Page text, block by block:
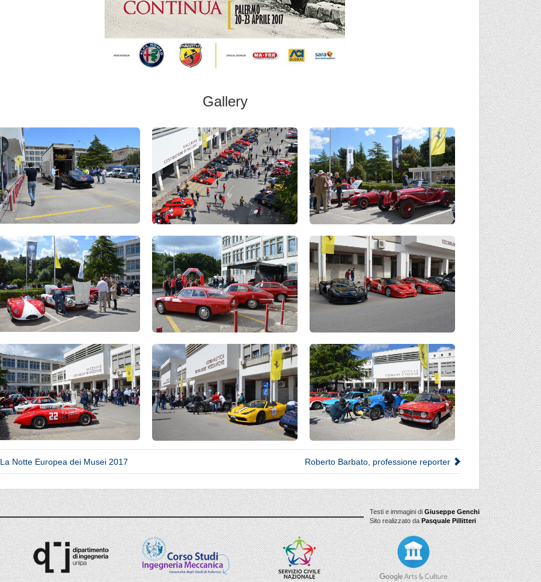
Gallery
La Notte Europea dei Musei 2017 Roberto Barbato, professione reporter
Testi e immagini diGiuseppe Genchi
Sito realizzato daPasquale Pillitteri